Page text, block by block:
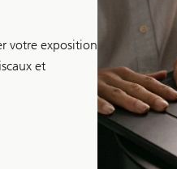
votre exposition
et